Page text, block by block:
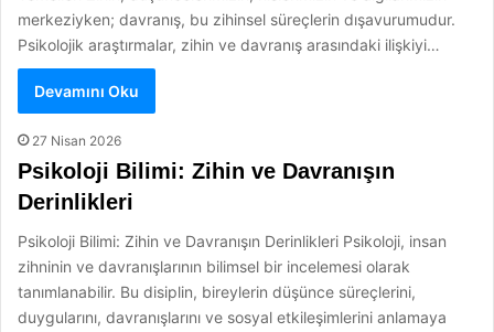
merkeziyken; davranış, bu zihinsel süreçlerin dışavurumudur.
Psikolojik araştırmalar, zihin ve davranış arasındaki ilişkiyi…
Devamını Oku
27 Nisan 2026
Psikoloji Bilimi: Zihin ve Davranışın
Derinlikleri
Psikoloji Bilimi: Zihin ve Davranışın Derinlikleri Psikoloji, insan
zihninin ve davranışlarının bilimsel bir incelemesi olarak
tanımlanabilir. Bu disiplin, bireylerin düşünce süreçlerini,
duygularını, davranışlarını ve sosyal etkileşimlerini anlamaya